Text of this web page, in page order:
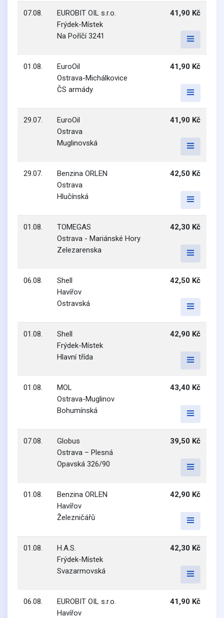
07.08.
EUROBIT OIL s.r.o.
Frýdek-Místek
Na Poříčí 3241
41,90 Kč
01.08.
EuroOil
Ostrava-Michálkovice
ČS armády
41,90 Kč
29.07.
EuroOil
Ostrava
Muglinovská
41,90 Kč
29.07.
Benzina ORLEN
Ostrava
Hlučínská
42,50 Kč
01.08.
TOMEGAS
Ostrava - Mariánské Hory
Zelezarenska
42,30 Kč
06.08.
Shell
Havířov
Ostravská
42,50 Kč
01.08.
Shell
Frýdek-Místek
Hlavní třída
42,90 Kč
01.08.
MOL
Ostrava-Muglinov
Bohumínská
43,40 Kč
07.08.
Globus
Ostrava – Plesná
Opavská 326/90
39,50 Kč
01.08.
Benzina ORLEN
Havířov
Železničářů
42,90 Kč
01.08.
H.A.S.
Frýdek-Místek
Svazarmovská
42,30 Kč
06.08.
EUROBIT OIL s.r.o.
Havířov
41,90 Kč